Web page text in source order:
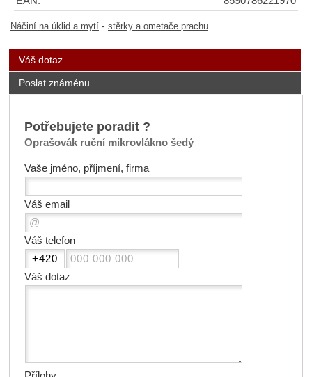
Náčiní na úklid a mytí - stěrky a ometače prachu
Váš dotaz
Poslat známénu
Potřebujete poradit ?
Oprašovák ruční mikrovlákno šedý
Vaše jméno, příjmení, firma
Váš email
Váš telefon
Váš dotaz